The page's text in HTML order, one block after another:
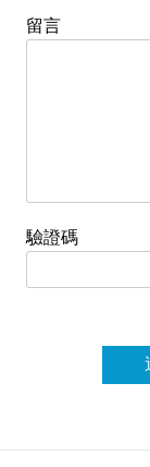
留言
驗證碼